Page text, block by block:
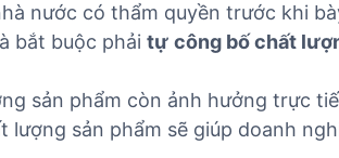
nước có thẩm quyền trước khi
bắt buộc phải tự công bố chất
sản phẩm còn ảnh hưởng trực
lượng sản phẩm sẽ giúp doanh